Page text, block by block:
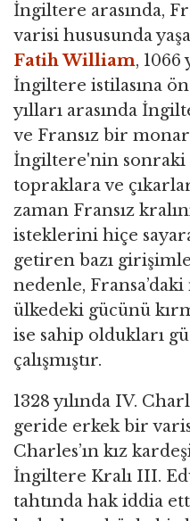
İngiltere arasında,
varisi hususunda
Fatih William, 1066
İngiltere istilasına
yılları arasında
ve Fransız bir
İngiltere'nin sonraki
topraklara ve
zaman Fransız
isteklerini hiçe
getiren bazı
nedenle,
ülkedeki gücünü
ise sahip oldukları
çalışmıştır.
1328 yılında IV.
geride erkek bir
Charles’ın kız
İngiltere Kralı III.
tahtında hak iddia